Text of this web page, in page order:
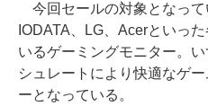
今回セールの対象となって
IODATA、LG、Acerといっ
いるゲーミングモニター。
シュレートにより快適なゲ
ーとなっている。